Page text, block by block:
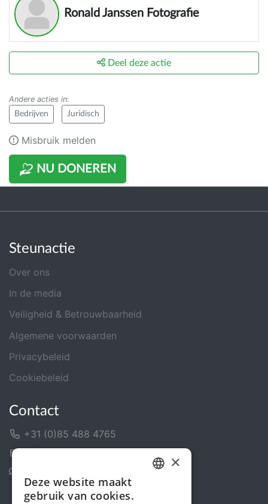
Ronald Janssen Fotografie
NU DONEREN
Deel deze actie
Andere acties in:
Bedrijven Juridisch
Misbruik melden
Steunactie
Over ons
In de media
Veiligheid & Betrouwbaarheid
Algemene voorwaarden
Privacybeleid
Cookiebeleid
Contact
+31 (0)85 488 4765
×
Deze website maakt
gebruik van cookies.